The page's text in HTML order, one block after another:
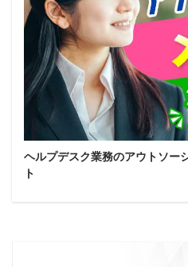
ヘルプデスク業務のアウトソー
ト